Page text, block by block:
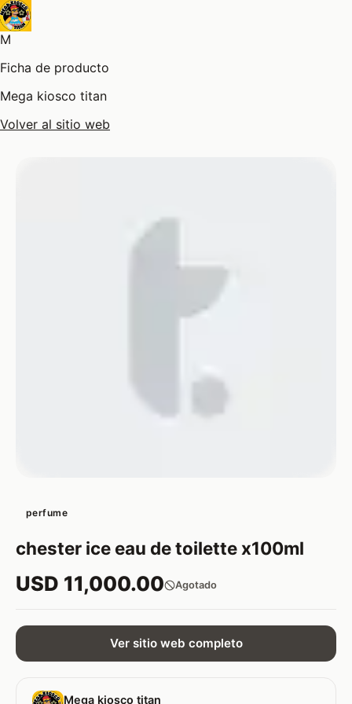
M
Ficha de producto
Mega kiosco titan
Volver al sitio web
perfume
chester ice eau de toilette x100ml
USD 11,000.00 Agotado
Ver sitio web completo
Mega kiosco titan